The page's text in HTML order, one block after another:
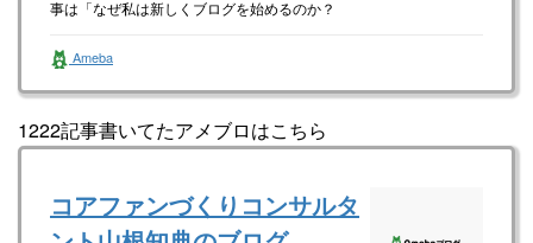
事は「なぜ私は新しくブログを始めるのか？
Ameba
1222記事書いてたアメブロはこちら
コアファンづくりコンサルタ